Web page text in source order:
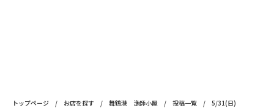
トップページ / お店を探す / 舞鶴港 漁師小屋 / 投稿一覧 / 5/31(日)